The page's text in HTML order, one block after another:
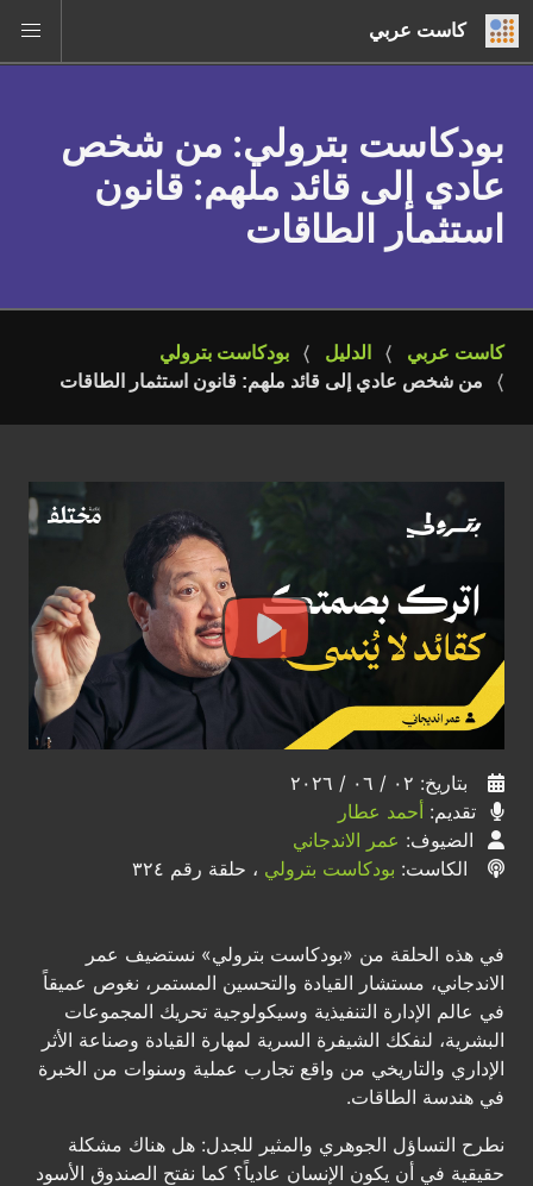
كاست عربي
بودكاست بترولي: من شخص
عادي إلى قائد ملهم: قانون
استثمار الطاقات
كاست عربي الدليل
بودكاست بترولي
من شخص عادي إلى قائد ملهم: قانون استثمار الطاقات
بتاريخ: ٠٢ / ٠٦ / ٢٠٢٦
تقديم: أحمد عطار
الضيوف: عمر الاندجاني
الكاست: بودكاست بترولي ، حلقة رقم ٣٢٤
في هذه الحلقة من «بودكاست بترولي» نستضيف عمر
الاندجاني، مستشار القيادة والتحسين المستمر، نغوص عميقاً
في عالم الإدارة التنفيذية وسيكولوجية تحريك المجموعات
البشرية، لنفكك الشيفرة السرية لمهارة القيادة وصناعة الأثر
الإداري والتاريخي من واقع تجارب عملية وسنوات من الخبرة
في هندسة الطاقات.
نطرح التساؤل الجوهري والمثير للجدل: هل هناك مشكلة
حقيقية في أن يكون الإنسان عادياً؟ كما نفتح الصندوق الأسود